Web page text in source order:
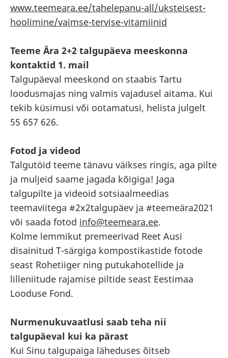
www.teemeara.ee/tahelepanu-all/uksteisest-
hoolimine/vaimse-tervise-vitamiinid
Teeme Ära 2+2 talgupäeva meeskonna
kontaktid 1. mail
Talgupäeval meeskond on staabis Tartu
loodusmajas ning valmis vajadusel aitama. Kui
tekib küsimusi või ootamatusi, helista julgelt
55 657 626.
Fotod ja videod
Talgutöid teeme tänavu väikses ringis, aga pilte
ja muljeid saame jagada kõigiga! Jaga
talgupilte ja videoid sotsiaalmeedias
teemaviitega #2x2talgupäev ja #teemeära2021
või saada fotod info@teemeara.ee.
Kolme lemmikut premeerivad Reet Ausi
disainitud T-särgiga kompostikastide fotode
seast Rohetiiger ning putukahotellide ja
lilleniitude rajamise piltide seast Eestimaa
Looduse Fond.
Nurmenukuvaatlusi saab teha nii
talgupäeval kui ka pärast
Kui Sinu talgupaiga läheduses õitseb